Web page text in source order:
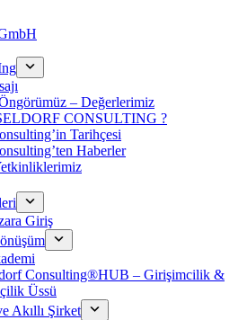
– Değerlerimiz
CONSULTING ?
Tarihçesi
Haberler
Giriş
Consulting®HUB – Girişimcilik &
Üssü
Akıllı Şirket